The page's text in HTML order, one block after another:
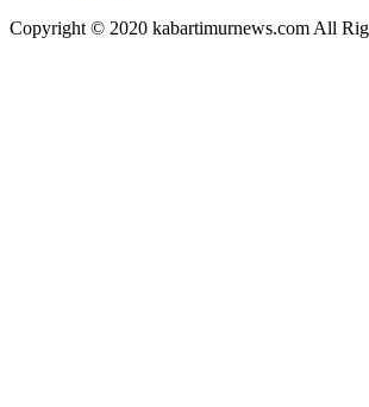
Copyright © 2020 kabartimurnews.com All